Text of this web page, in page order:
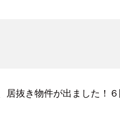
居抜き物件が出ました！